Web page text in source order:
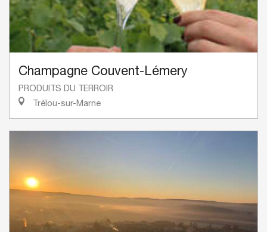
Champagne Couvent-Lémery
PRODUITS DU TERROIR
Trélou-sur-Marne